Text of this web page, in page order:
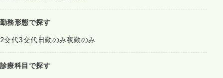
勤務形態で探す
2交代3交代日勤のみ夜勤のみ
診療科目で探す